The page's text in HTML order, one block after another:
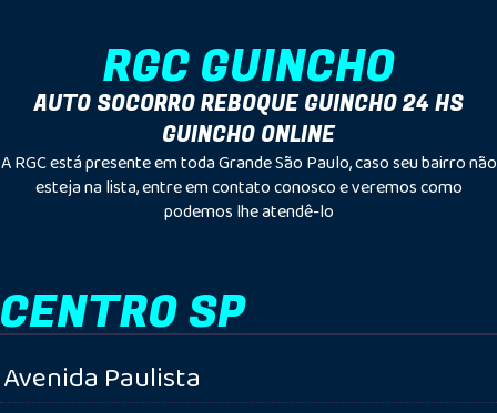
RGC GUINCHO
AUTO SOCORRO REBOQUE GUINCHO 24 HS
GUINCHO ONLINE
A RGC está presente em toda Grande São Paulo, caso seu bairro não
esteja na lista, entre em contato conosco e veremos como
podemos lhe atendê-lo
CENTRO SP
Avenida Paulista